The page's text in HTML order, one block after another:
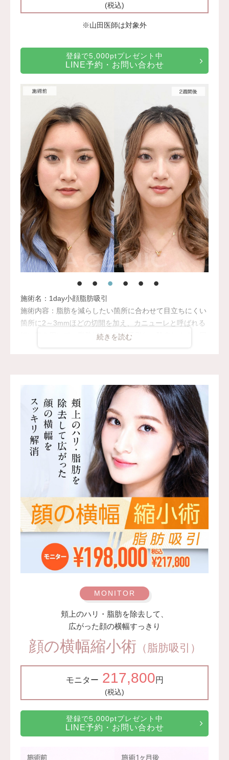
(税込)
※山田医師は対象外
登録で5,000ptプレゼント中
LINE予約・お問い合わせ
施術名：1day小顔脂肪吸引
施術内容：脂肪を減らしたい箇所に合わせて目立ちにくい
箇所に2～3mmほどの切開を加え、カニューレと呼ばれる
細い管を用いて、脂肪細胞を直接吸引し、除去します。同
リスク、副作用：赤み、熱感、痛み、しびれ、むくみ、内
出血、引き攣れ感などが術後一時的に生じることがござい
ます。また、稀に貧血、細菌感染症、左右差、施術箇所の
知覚鈍麻、ぼこつき、硬結、瘢痕化、色素沈着、脂肪塞
栓、皮膚のよれ、繊維の突出などを生じることがございま
す。
費用：通常価格 437,800円(税込)
顔の脂肪吸引箇所の追加 1ヶ所ごと+162,800円(税込)
オプション：笑気麻酔 3,300円(税込)
監修医：A CLINIC 統括院長 医師 山田 哲雄
頬上のハリ・脂肪を除去して、
広がった顔の横幅すっきり
顔の横幅縮小術 （脂肪吸引）
モニター 217,800円
(税込)
登録で5,000ptプレゼント中
LINE予約・お問い合わせ